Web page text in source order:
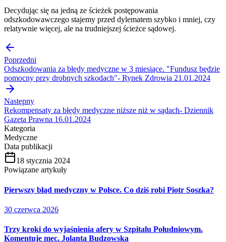
Decydując się na jedną ze ścieżek postępowania
odszkodowawczego stajemy przed dylematem szybko i mniej, czy
relatywnie więcej, ale na trudniejszej ścieżce sądowej.
Poprzedni
Odszkodowania za błędy medyczne w 3 miesiące. "Fundusz będzie
pomocny przy drobnych szkodach"- Rynek Zdrowia 21.01.2024
Następny
Rekompensaty za błędy medyczne niższe niż w sądach- Dziennik
Gazeta Prawna 16.01.2024
Kategoria
Medyczne
Data publikacji
18 stycznia 2024
Powiązane artykuły
Pierwszy błąd medyczny w Polsce. Co dziś robi Piotr Soszka?
30 czerwca 2026
Trzy kroki do wyjaśnienia afery w Szpitalu Południowym.
Komentuje mec. Jolanta Budzowska